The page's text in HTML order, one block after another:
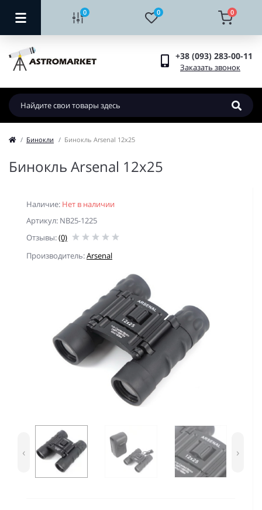
0 0 0
+38 (093) 283-00-11
Заказать звонок
Бинокли Бинокль Arsenal 12x25
Бинокль Arsenal 12x25
Наличие: Нет в наличии
Артикул: NB25-1225
Отзывы:(0)
Производитель:Arsenal
‹ ›